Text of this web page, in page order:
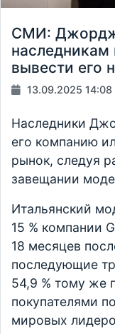
СМИ:
вывести его
13.09.2025 14:08
Наследники
его компанию
рынок, следуя
завещании
Итальянский
15 % компании
18 месяцев
последующие
54,9 % тому же
покупателями
мировых